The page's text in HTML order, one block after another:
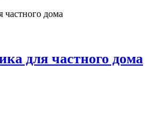
для частного дома